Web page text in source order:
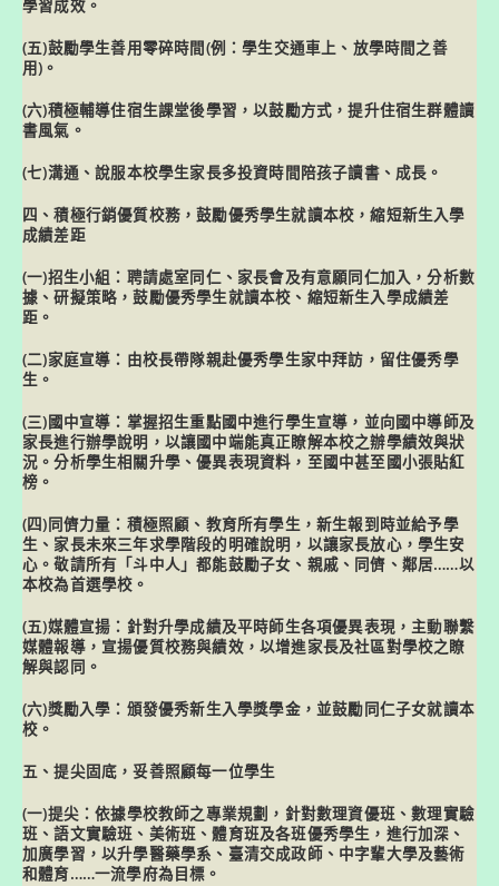
學習成效。
(五)鼓勵學生善用零碎時間(例：學生交通車上、放學時間之善
用)。
(六)積極輔導住宿生課堂後學習，以鼓勵方式，提升住宿生群體讀
書風氣。
(七)溝通、說服本校學生家長多投資時間陪孩子讀書、成長。
四、積極行銷優質校務，鼓勵優秀學生就讀本校，縮短新生入學
成績差距
(一)招生小組：聘請處室同仁、家長會及有意願同仁加入，分析數
據、研擬策略，鼓勵優秀學生就讀本校、縮短新生入學成績差
距。
(二)家庭宣導：由校長帶隊親赴優秀學生家中拜訪，留住優秀學
生。
(三)國中宣導：掌握招生重點國中進行學生宣導，並向國中導師及
家長進行辦學說明，以讓國中端能真正瞭解本校之辦學績效與狀
況。分析學生相關升學、優異表現資料，至國中甚至國小張貼紅
榜。
(四)同儕力量：積極照顧、教育所有學生，新生報到時並給予學
生、家長未來三年求學階段的明確說明，以讓家長放心，學生安
心。敬請所有 「斗中人」都能鼓勵子女、親戚、同儕、鄰居……以
本校為首選學校。
(五)媒體宣揚：針對升學成績及平時師生各項優異表現，主動聯繫
媒體報導，宣揚優質校務與績效，以增進家長及社區對學校之瞭
解與認同。
(六)獎勵入學：頒發優秀新生入學獎學金，並鼓勵同仁子女就讀本
校。
五、提尖固底，妥善照顧每一位學生
(一)提尖：依據學校教師之專業規劃，針對數理資優班、數理實驗
班、語文實驗班、美術班、體育班及各班優秀學生，進行加深、
加廣學習，以升學醫藥學系、臺清交成政師、中字輩大學及藝術
和體育……一流學府為目標。